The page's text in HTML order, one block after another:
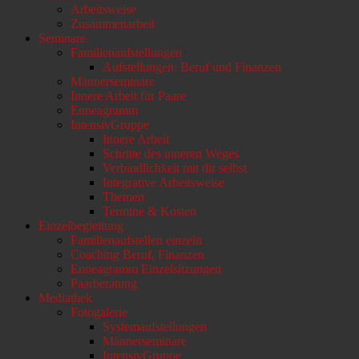
Arbeitsweise
Zusammenarbeit
Seminare
Familienaufstellungen
Aufstellungen: Beruf und Finanzen
Männerseminare
Innere Arbeit für Paare
Enneagramm
IntensivGruppe
Innere Arbeit
Schritte des inneren Weges
Verbindlichkeit mit dir selbst
Integrative Arbeitsweise
Themen
Termine & Kosten
Einzelbegleitung
Familienaufstellen einzeln
Coaching Beruf, Finanzen
Enneagramm Einzelsitzungen
Paarberatung
Mediathek
Fotogalerie
Systemaufstellungen
Männerseminare
IntensivGruppe